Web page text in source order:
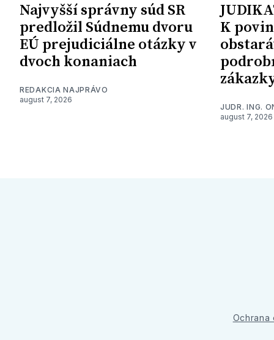
Najvyšší správny súd SR
predložil Súdnemu dvoru
EÚ prejudiciálne otázky v
dvoch konaniach
REDAKCIA NAJPRÁVO
august 7, 2026
K
JUDR. ING.
august 7, 2026
Ochrana